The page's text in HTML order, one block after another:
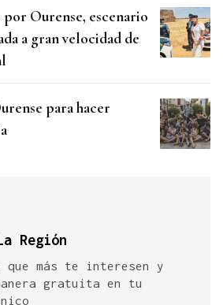
por Ourense, escenario
a gran velocidad de
para hacer
Región
que más te interesen y
gratuita en tu